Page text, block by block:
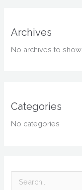
Archives
No archives to show.
Categories
No categories